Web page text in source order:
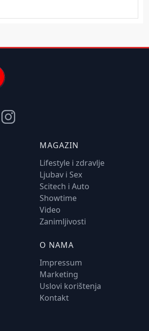
MAGAZIN
Lifestyle i zdravlje
Ljubav i Sex
Scitech i Auto
Showtime
Video
Zanimljivosti
O NAMA
Impressum
Marketing
Uslovi korištenja
Kontakt